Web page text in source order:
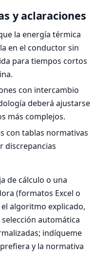
y aclaraciones
la energía térmica
en el conductor sin
para tiempos cortos
con intercambio
deberá ajustarse
más complejos.
con tablas normativas
discrepancias
de cálculo o una
(formatos Excel o
algoritmo explicado,
automática
indíqueme
y la normativa